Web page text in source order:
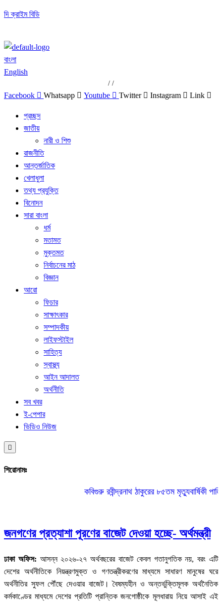
দি ক্রাইম বিডি
বাংলা
English
/ /
Facebook Whatsapp Youtube Twitter Instagram Link
প্রচ্ছদ
জাতীয়
নারী ও শিশু
রাজনীতি
আন্তর্জাতিক
খেলাধুলা
তথ্য প্রযুক্তি
বিনোদন
সারা বাংলা
ধর্ম
মতামত
মুক্তমত
নির্বাচনের মাঠ
বিজ্ঞান
আরো
ফিচার
সাক্ষাৎকার
সম্পাদকীয়
লাইফস্টাইল
সাহিত্য
স্বাস্থ্য
আইন আদালত
অর্থনীতি
সব খবর
ই-পেপার
ভিডিও নিউজ
Hamburger
Toggle
শিরোনামঃ
কবিগুরু রবীন্দ্রনাথ ঠাকুরের ৮৫তম মৃত্যুবার্ষিকী পালিত
জনগণের প্রত্যাশা পূরণের বাজেট দেওয়া হচ্ছে- অর্থমন্ত্রী
ঢাকা অফিস: আসন্ন ২০২৬-২৭ অর্থবছরের বাজেট কেবল গতানুগতিক নয়, বরং এটি
দেশের অর্থনীতিকে নিয়ন্ত্রণমুক্ত ও গণতন্ত্রীকরণের মাধ্যমে সাধারণ মানুষের ঘরে
অর্থনীতির সুফল পৌঁছে দেওয়ার বাজেট। বৈষম্যহীন ও অন্তর্ভুক্তিমূলক অর্থনৈতিক
কর্মকাণ্ডের মাধ্যমে দেশের প্রতিটি প্রান্তিক জনগোষ্ঠীকে মূলধারায় নিয়ে আসাই এই